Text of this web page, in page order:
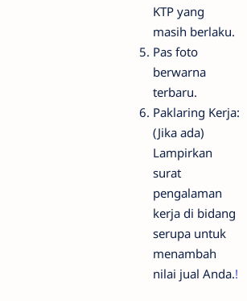
KTP yang
masih berlaku.
Pas foto
berwarna
terbaru.
Paklaring Kerja:
(Jika ada)
Lampirkan
surat
pengalaman
kerja di bidang
serupa untuk
menambah
nilai jual Anda.!